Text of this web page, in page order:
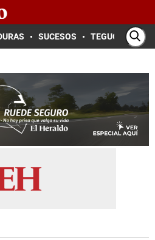
SUCESOS TEGUCIGALPA